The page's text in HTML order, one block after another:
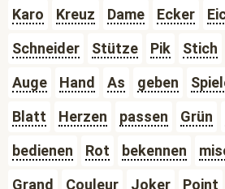
Karo Kreuz Dame Ecker
Schneider
Stütze Pik Stich
Auge
Hand As geben
Blatt
Herzen passen Grün
bedienen
Rot bekennen
Grand
Couleur Joker Point